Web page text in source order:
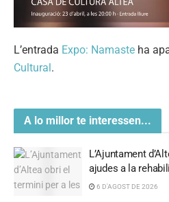
L’entrada Expo: Namaste ha
Cultural .
A lo millor te interessen...
L’Ajuntament
ajudes a la
6 D'AGOST DE 2026